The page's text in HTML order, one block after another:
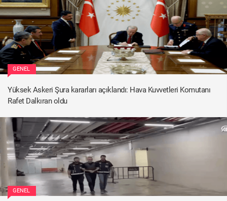
GENEL
Yüksek Askeri Şura kararları açıklandı: Hava Kuvvetleri Komutanı
Rafet Dalkıran oldu
GENEL